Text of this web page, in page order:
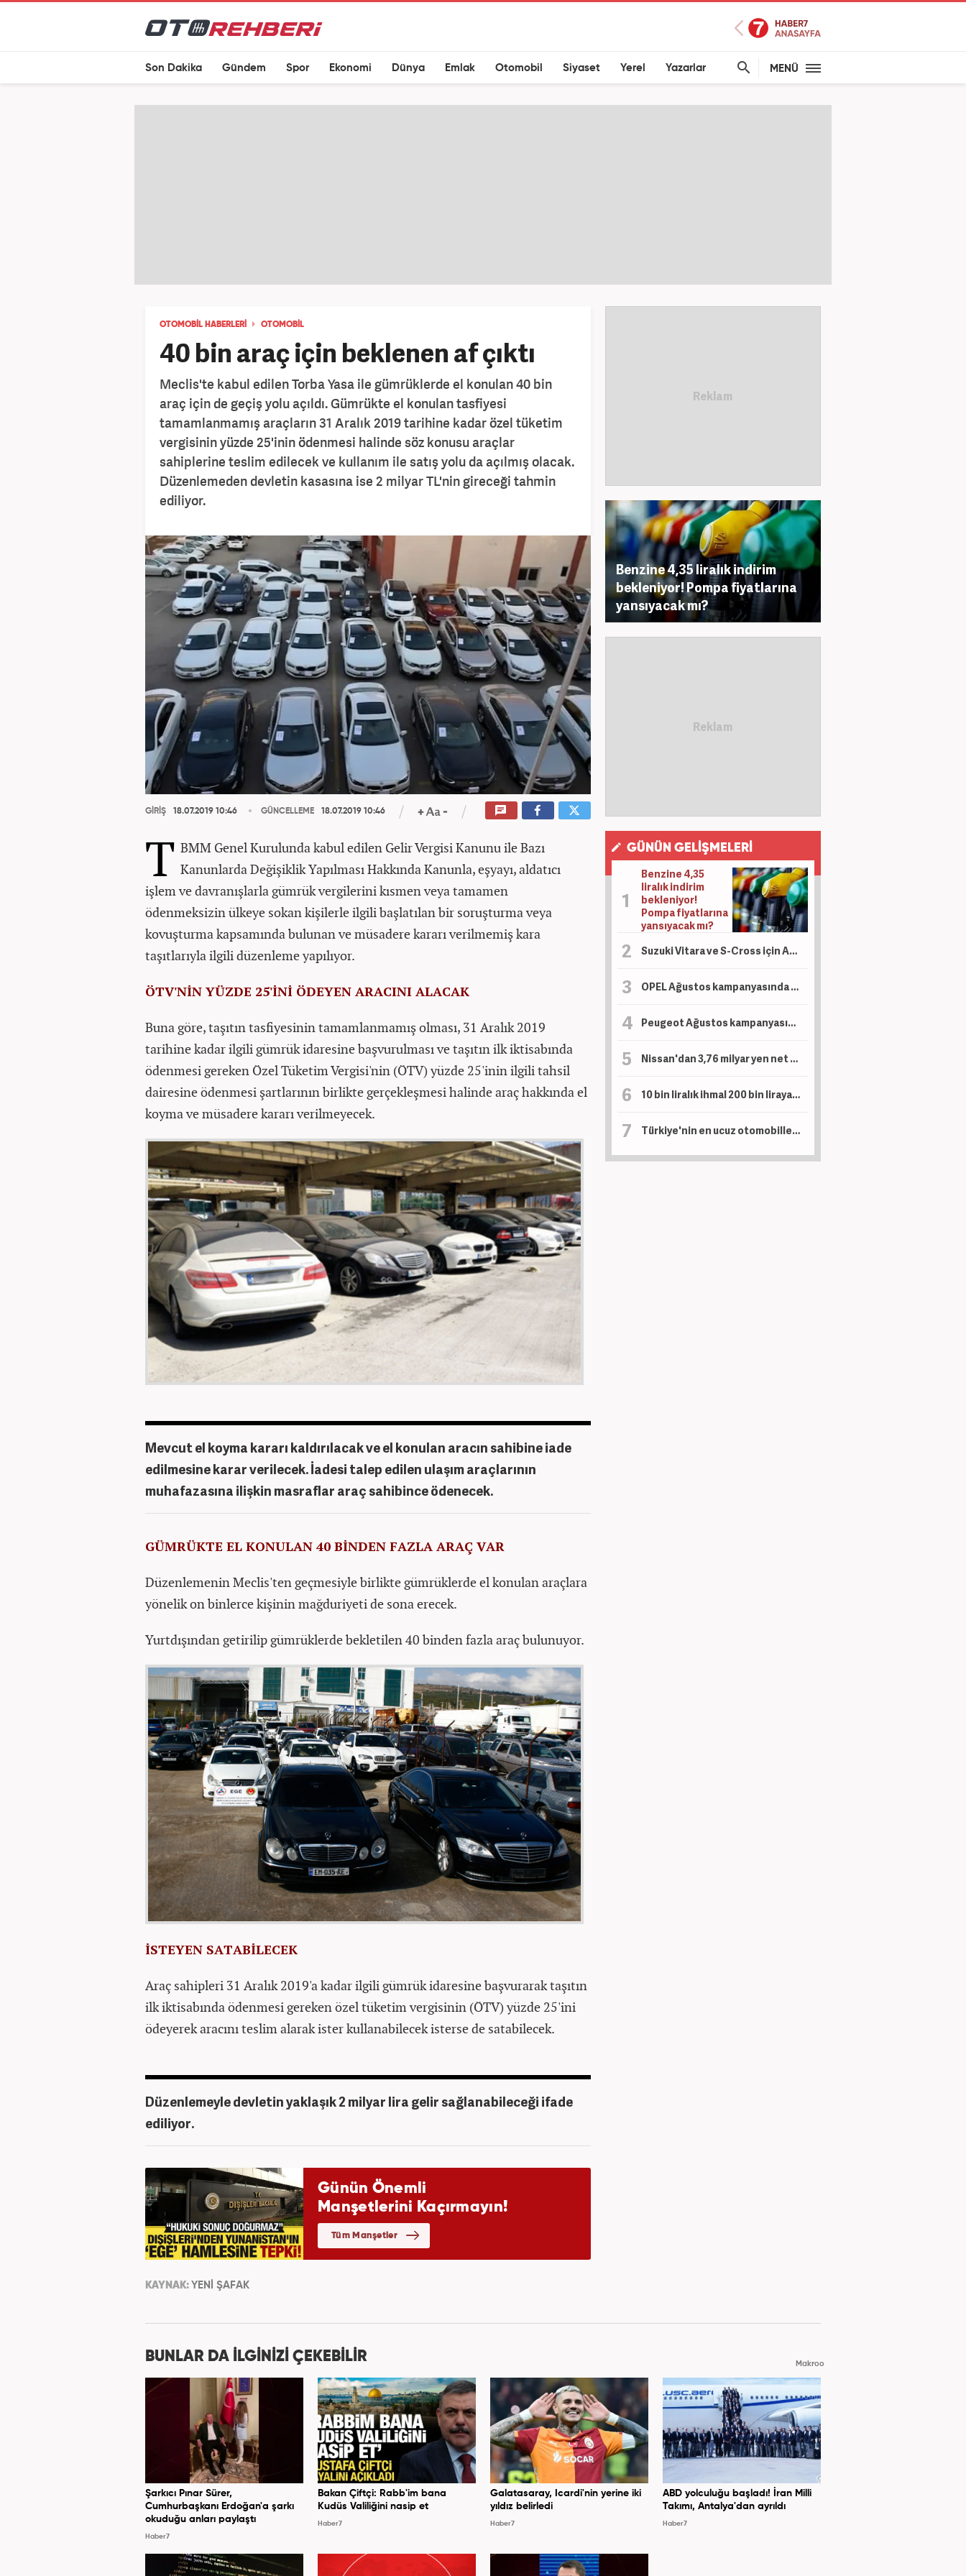
Son Dakika Gündem Spor Ekonomi Dünya Emlak Otomobil Siyaset Yerel Yazarlar MENÜ
OTOMOBİL HABERLERİ OTOMOBİL
40 bin araç için beklenen af çıktı
Meclis'te kabul edilen Torba Yasa ile gümrüklerde el konulan 40 bin
araç için de geçiş yolu açıldı. Gümrükte el konulan tasfiyesi
tamamlanmamış araçların 31 Aralık 2019 tarihine kadar özel tüketim
vergisinin yüzde 25'inin ödenmesi halinde söz konusu araçlar
sahiplerine teslim edilecek ve kullanım ile satış yolu da açılmış olacak.
Düzenlemeden devletin kasasına ise 2 milyar TL'nin gireceği tahmin
ediliyor.
GİRİŞ 18.07.2019 10:46 GÜNCELLEME 18.07.2019 10:46
T BMM Genel Kurulunda kabul edilen Gelir Vergisi Kanunu ile Bazı
Kanunlarda Değişiklik Yapılması Hakkında Kanunla, eşyayı, aldatıcı
işlem ve davranışlarla gümrük vergilerini kısmen veya tamamen
ödenmeksizin ülkeye sokan kişilerle ilgili başlatılan bir soruşturma veya
kovuşturma kapsamında bulunan ve müsadere kararı verilmemiş kara
taşıtlarıyla ilgili düzenleme yapılıyor.
ÖTV'NİN YÜZDE 25'İNİ ÖDEYEN ARACINI ALACAK
Buna göre, taşıtın tasfiyesinin tamamlanmamış olması, 31 Aralık 2019
tarihine kadar ilgili gümrük idaresine başvurulması ve taşıtın ilk iktisabında
ödenmesi gereken Özel Tüketim Vergisi'nin (ÖTV) yüzde 25'inin ilgili tahsil
dairesine ödenmesi şartlarının birlikte gerçekleşmesi halinde araç hakkında el
koyma ve müsadere kararı verilmeyecek.
Mevcut el koyma kararı kaldırılacak ve el konulan aracın sahibine iade
edilmesine karar verilecek. İadesi talep edilen ulaşım araçlarının
muhafazasına ilişkin masraflar araç sahibince ödenecek.
GÜMRÜKTE EL KONULAN 40 BİNDEN FAZLA ARAÇ VAR
Düzenlemenin Meclis'ten geçmesiyle birlikte gümrüklerde el konulan araçlara
yönelik on binlerce kişinin mağduriyeti de sona erecek.
Yurtdışından getirilip gümrüklerde bekletilen 40 binden fazla araç bulunuyor.
İSTEYEN SATABİLECEK
Araç sahipleri 31 Aralık 2019'a kadar ilgili gümrük idaresine başvurarak taşıtın
ilk iktisabında ödenmesi gereken özel tüketim vergisinin (ÖTV) yüzde 25'ini
ödeyerek aracını teslim alarak ister kullanabilecek isterse de satabilecek.
Düzenlemeyle devletin yaklaşık 2 milyar lira gelir sağlanabileceği ifade
ediliyor.
KAYNAK: YENİ ŞAFAK
Benzine 4,35 liralık indirim
bekleniyor! Pompa fiyatlarına
yansıyacak mı?
GÜNÜN GELİŞMELERİ
Benzine 4,35
liralık indirim
bekleniyor!
Pompa fiyatlarına
yansıyacak mı?
Suzuki Vitara ve S-Cross için Ağustos hamlesi: Sıfır faizli finansman ve takas desteği
OPEL Ağustos kampanyasında ticari araçlara sıfır faizli 1 Milyon TL kredi tanımladı
Peugeot Ağustos kampanyasında sıfır faiz ve 1 Milyon TL kredi dönemini başlattı
Nissan'dan 3,76 milyar yen net kar
10 bin liralık ihmal 200 bin liraya patlıyor: Uzun yola çıkacak sürücüler dikkat!
Türkiye'nin en ucuz otomobilleri belli oldu: Marka marka o liste...
BUNLAR DA İLGİNİZİ ÇEKEBİLİR Makroo
Şarkıcı Pınar Sürer,
Cumhurbaşkanı Erdoğan'a şarkı
okuduğu anları paylaştı
Haber7
Bakan Çiftçi: Rabb'im bana
Kudüs Valiliğini nasip et
Haber7
Galatasaray, Icardi'nin yerine iki
yıldız belirledi
Haber7
ABD yolculuğu başladı! İran Milli
Takımı, Antalya'dan ayrıldı
Haber7